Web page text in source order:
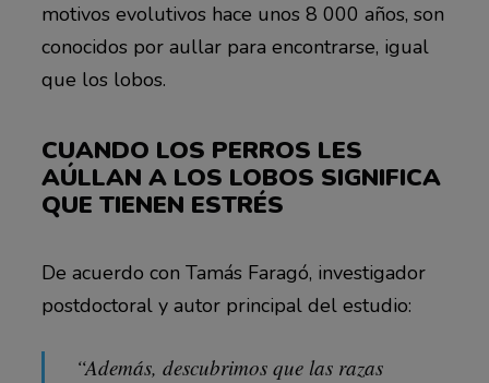
motivos evolutivos hace unos 8 000 años, son
conocidos por aullar para encontrarse, igual
que los lobos.
CUANDO LOS PERROS LES
AÚLLAN A LOS LOBOS SIGNIFICA
QUE TIENEN ESTRÉS
De acuerdo con Tamás Faragó, investigador
postdoctoral y autor principal del estudio:
“Además, descubrimos que las razas